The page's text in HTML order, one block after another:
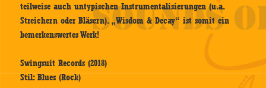
teilweise auch untypischen Instrumentalisierungen (u.a.
Streichern oder Bläsern). „Wisdom & Decay“ ist somit ein
bemerkenswertes Werk!
Swingsuit Records (2018)
Stil: Blues (Rock)